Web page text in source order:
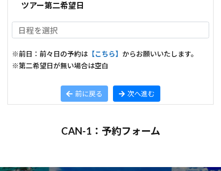
ツアー第二希望日
※前日：前々日の予約は 【こちら】 からお願いいたします。
※第二希望日が無い場合は空白
前に戻る 次へ進む
CAN-1：予約フォーム